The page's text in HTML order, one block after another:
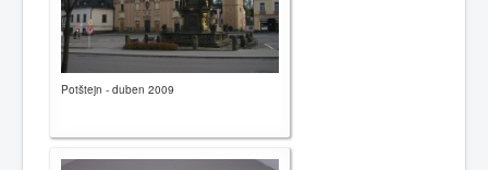
Potštejn - duben 2009